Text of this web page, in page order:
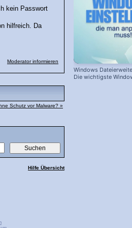
kein Passwort
hilfreich. Da
Moderator informieren
Schutz vor Malware? »
Hilfe Übersicht
Windows
Die wichtigste